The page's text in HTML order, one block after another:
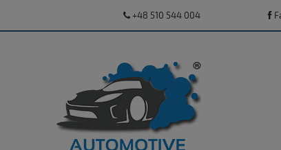
+48 510 544 004